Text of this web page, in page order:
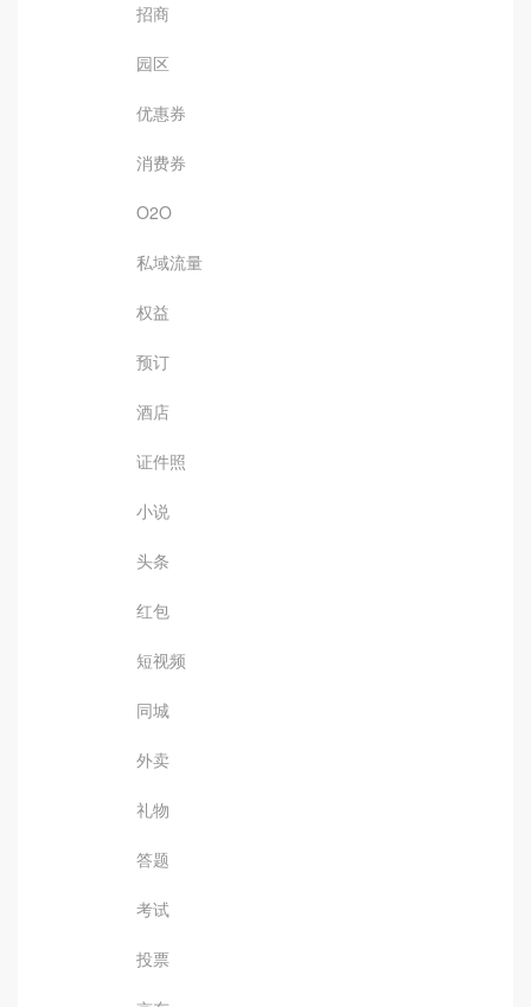
招商
园区
优惠券
消费券
O2O
私域流量
权益
预订
酒店
证件照
小说
头条
红包
短视频
同城
外卖
礼物
答题
考试
投票